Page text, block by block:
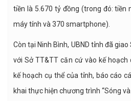
tiền là 5.670 tỷ đồng (trong đó: tiền
máy tính và 370 smartphone).
Còn tại Ninh Bình, UBND tỉnh đã
với Sở TT&TT căn cứ vào kế
kế hoạch cụ thể của tỉnh, báo cáo
khai thực hiện chương trình “Sóng